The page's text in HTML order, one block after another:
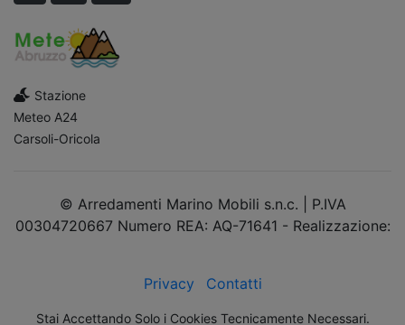
Stazione
Meteo A24
Carsoli-Oricola
© Arredamenti Marino Mobili s.n.c. | P.IVA
00304720667 Numero REA: AQ-71641 - Realizzazione:
Privacy
Contatti
Stai Accettando Solo i Cookies Tecnicamente Necessari.